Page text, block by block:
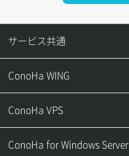
サービス共通
サポートトップ
ご契約・お支払い
ConoHa WING
サポートトップ
ご利用ガイド
ConoHa VPS
サポートトップ
ConoHa for Windows Server